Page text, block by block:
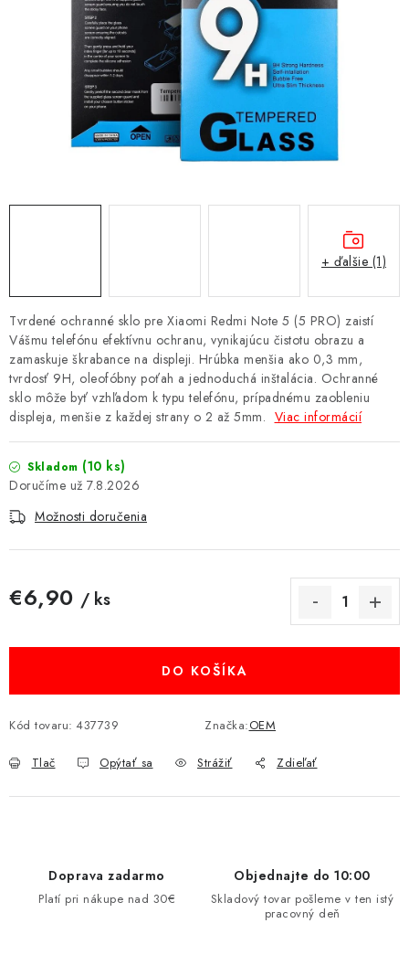
SLÚCHADLÁ, REPRODUKTORY A MIKROFÓNY
AUTO MOTO
EXKLUZÍVNE ZNAČKY
PRÍSLUŠENSTVO K NOTEBOOKOM A PC
BATÉRIE VARTA
MULTIMÉDIÁ
KAMERY
OSTATNÉ PRÍSLUŠENSTVO
Obchodné podmienky
Podmienky ochrany osobných údajov
Reklamácia Kontakty
Tvrdené ochranné sklo pre Xiaomi Redmi Note 5 (5 PRO) zaistí
Vášmu telefónu efektívnu ochranu, vynikajúcu čistotu obrazu a
zamaskuje škrabance na displeji. Hrúbka menšia ako 0,3 mm,
tvrdosť 9H, oleofóbny poťah a jednoduchá inštalácia. Ochranné
sklo môže byť vzhľadom k typu telefónu, prípadnému zaobleniu
displeja, menšie z každej strany o 2 až 5mm. Viac informácií
Skladom (10 ks)
7.8.2026
Možnosti doručenia
€6,90 / ks
DO KOŠÍKA
Kód tovaru: 437739 Značka:OEM
Tlač Opýtať sa Strážiť Zdieľať
+ ďalšie (1)
Doprava zadarmo
Platí pri nákupe nad 30€
Objednajte do 10:00
Skladový tovar pošleme v ten istý
pracovný deň